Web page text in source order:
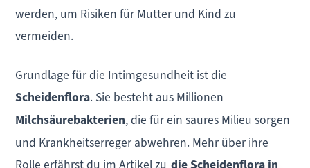
werden, um Risiken für Mutter und Kind zu
vermeiden.
Grundlage für die Intimgesundheit ist die
Scheidenflora. Sie besteht aus Millionen
Milchsäurebakterien, die für ein saures Milieu sorgen
und Krankheitserreger abwehren. Mehr über ihre
Rolle erfährst du im Artikel zu